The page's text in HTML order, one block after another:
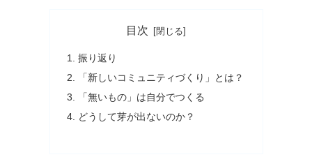
目次
振り返り
「新しいコミュニティづくり」とは？
「無いもの」は自分でつくる
どうして芽が出ないのか？